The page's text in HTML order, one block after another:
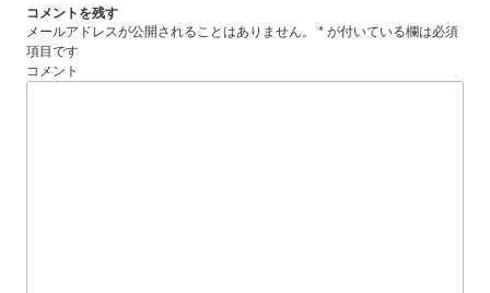
コメントを残す
メールアドレスが公開されることはありません。
* が付いている欄は必須
項目です
コメント